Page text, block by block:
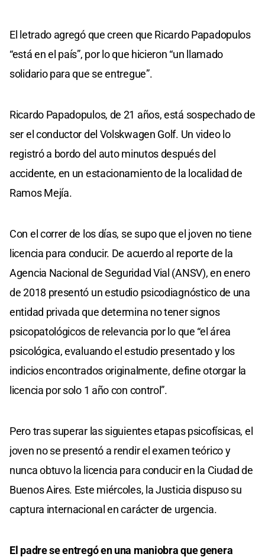
El letrado agregó que creen que Ricardo Papadopulos
“está en el país”, por lo que hicieron “un llamado
solidario para que se entregue”.
Ricardo Papadopulos, de 21 años, está sospechado de
ser el conductor del Volskwagen Golf. Un video lo
registró a bordo del auto minutos después del
accidente, en un estacionamiento de la localidad de
Ramos Mejía.
Con el correr de los días, se supo que el joven no tiene
licencia para conducir. De acuerdo al reporte de la
Agencia Nacional de Seguridad Vial (ANSV), en enero
de 2018 presentó un estudio psicodiagnóstico de una
entidad privada que determina no tener signos
psicopatológicos de relevancia por lo que “el área
psicológica, evaluando el estudio presentado y los
indicios encontrados originalmente, define otorgar la
licencia por solo 1 año con control”.
Pero tras superar las siguientes etapas psicofísicas, el
joven no se presentó a rendir el examen teórico y
nunca obtuvo la licencia para conducir en la Ciudad de
Buenos Aires. Este miércoles, la Justicia dispuso su
captura internacional en carácter de urgencia.
El padre se entregó en una maniobra que genera